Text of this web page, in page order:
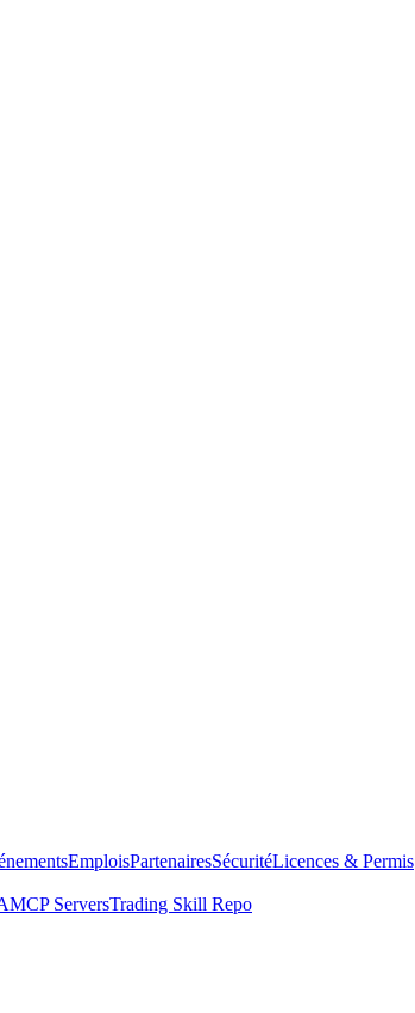
EmploisPartenairesSécuritéLicences & Permis
MCP ServersTrading Skill Repo